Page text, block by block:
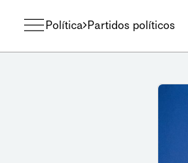
Política Partidos políticos